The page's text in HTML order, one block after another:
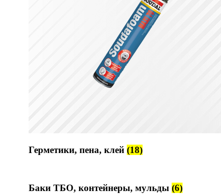
Герметики, пена, клей (18)
Баки ТБО, контейнеры, мульды (6)